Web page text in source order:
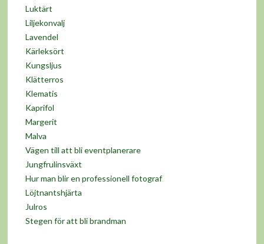
Luktärt
Liljekonvalj
Lavendel
Kärleksört
Kungsljus
Klätterros
Klematis
Kaprifol
Margerit
Malva
Vägen till att bli eventplanerare
Jungfrulinsväxt
Hur man blir en professionell fotograf
Löjtnantshjärta
Julros
Stegen för att bli brandman